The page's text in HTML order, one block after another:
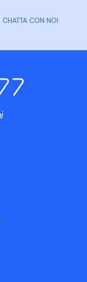
CHATTA CON NOI